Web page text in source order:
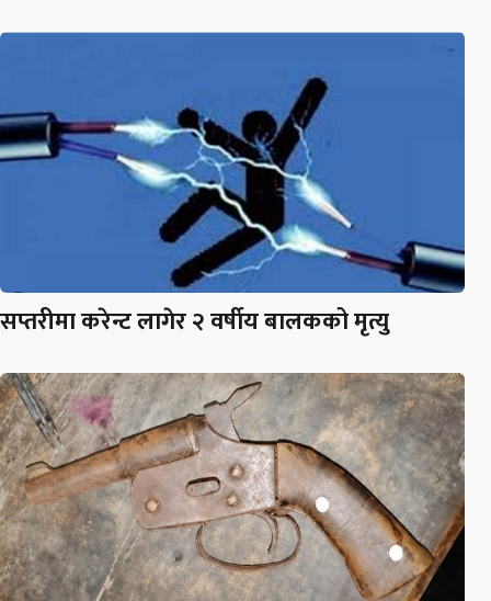
सप्तरीमा करेन्ट लागेर २ वर्षीय बालकको मृत्यु